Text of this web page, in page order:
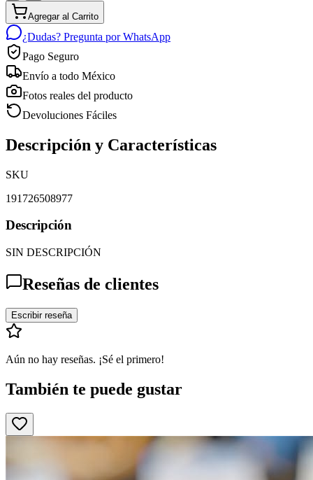
Agregar al Carrito
¿Dudas? Pregunta por WhatsApp
Pago Seguro
Envío a todo México
Fotos reales del producto
Devoluciones Fáciles
Descripción y Características
SKU
191726508977
Descripción
SIN DESCRIPCIÓN
Reseñas de clientes
Escribir reseña
Aún no hay reseñas. ¡Sé el primero!
También te puede gustar